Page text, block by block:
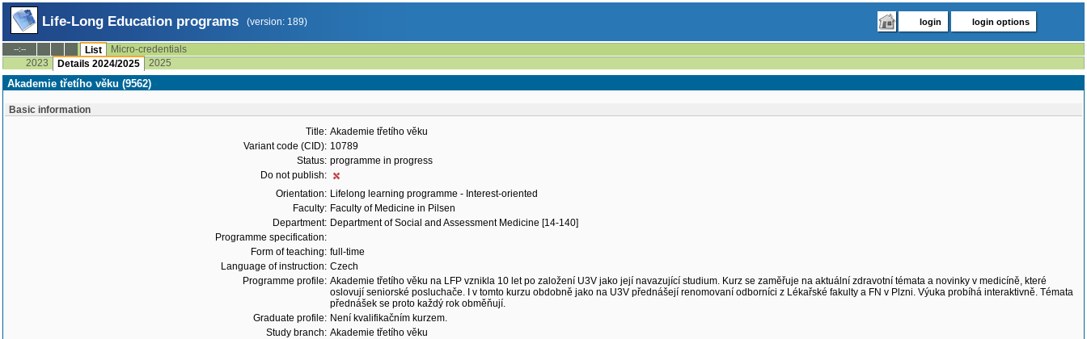
Life-Long Education programs (version: 189) login login options
--:-- List
Micro-credentials
2023
Details 2024/2025 2025
Akademie třetího věku (9562)
Basic information
Title: Akademie třetího věku
Variant code (CID): 10789
Status: programme in progress
Do not publish:
Orientation: Lifelong learning programme - Interest-oriented
Faculty: Faculty of Medicine in Pilsen
Department: Department of Social and Assessment Medicine [14-140]
Programme specification:
Form of teaching: full-time
Language of instruction: Czech
Programme profile: Akademie třetího věku na LFP vznikla 10 let po založení U3V jako její navazující studium. Kurz se zaměřuje na aktuální zdravotní témata a novinky v medicíně, které
oslovují seniorské posluchače. I v tomto kurzu obdobně jako na U3V přednášejí renomovaní odborníci z Lékařské fakulty a FN v Plzni. Výuka probíhá interaktivně. Témata
přednášek se proto každý rok obměňují.
Graduate profile: Není kvalifikačním kurzem.
Study branch: Akademie třetího věku